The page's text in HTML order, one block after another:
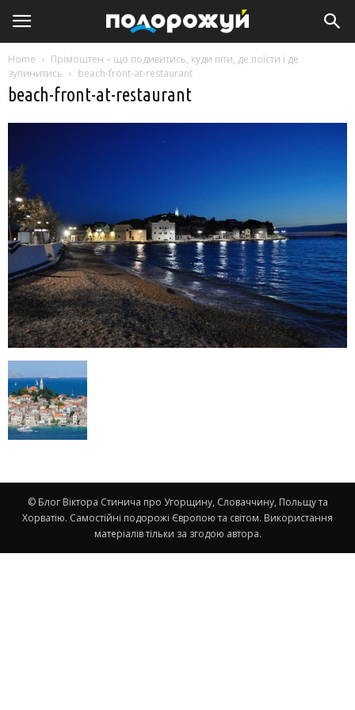
Home
Прімоштен – що подивитись, куди піти, де поїсти і де
зупинитись
beach-front-at-restaurant
beach-front-at-restaurant
© Блог Віктора Стинича про Угорщину, Словаччину, Польщу та
Хорватію. Самостійні подорожі Європою та світом. Використання
матеріалів тільки за згодою автора.